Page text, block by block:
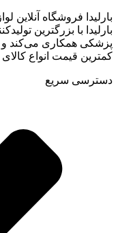
بارلیدا فروشگاه
بارلیدا با بزرگترین
پزشکی همکاری می‌کند و
کمترین قیمت انواع
دسترسی سریع